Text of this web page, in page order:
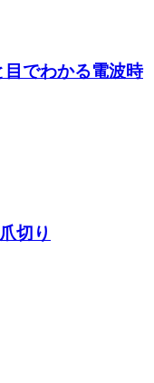
でわかる電波時
切り